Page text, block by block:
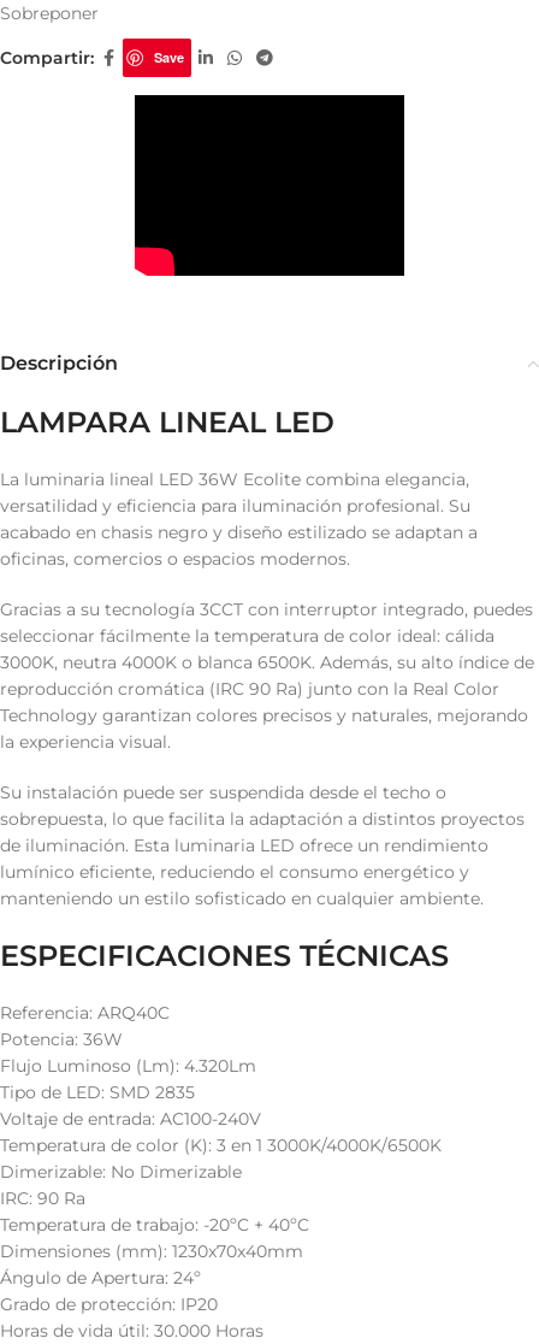
Sobreponer
Compartir: Save
Descripción
LAMPARA LINEAL LED
La luminaria lineal LED 36W Ecolite combina elegancia,
versatilidad y eficiencia para iluminación profesional. Su
acabado en chasis negro y diseño estilizado se adaptan a
oficinas, comercios o espacios modernos.
Gracias a su tecnología 3CCT con interruptor integrado, puedes
seleccionar fácilmente la temperatura de color ideal: cálida
3000K, neutra 4000K o blanca 6500K. Además, su alto índice de
reproducción cromática (IRC 90 Ra) junto con la Real Color
Technology garantizan colores precisos y naturales, mejorando
la experiencia visual.
Su instalación puede ser suspendida desde el techo o
sobrepuesta, lo que facilita la adaptación a distintos proyectos
de iluminación. Esta luminaria LED ofrece un rendimiento
lumínico eficiente, reduciendo el consumo energético y
manteniendo un estilo sofisticado en cualquier ambiente.
ESPECIFICACIONES TÉCNICAS
Referencia: ARQ40C
Potencia: 36W
Flujo Luminoso (Lm): 4.320Lm
Tipo de LED: SMD 2835
Voltaje de entrada: AC100-240V
Temperatura de color (K): 3 en 1 3000K/4000K/6500K
Dimerizable: No Dimerizable
IRC: 90 Ra
Temperatura de trabajo: -20ºC + 40ºC
Dimensiones (mm): 1230x70x40mm
Ángulo de Apertura: 24º
Grado de protección: IP20
Horas de vida útil: 30.000 Horas